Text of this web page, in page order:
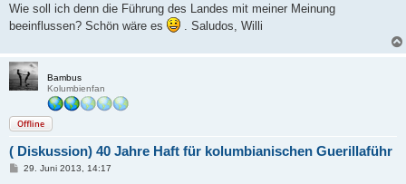
Wie soll ich denn die Führung des Landes mit meiner Meinung
beeinflussen? Schön wäre es
. Saludos, Willi
Bambus
Kolumbienfan
Offline
( Diskussion) 40 Jahre Haft für kolumbianischen Guerillaführ
B29. Juni 2013, 14:17